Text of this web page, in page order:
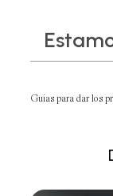
Guias para dar los